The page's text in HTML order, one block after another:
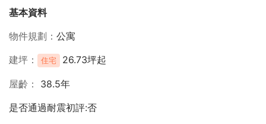
基本資料
物件規劃
公寓
建坪
住宅 26.73坪起
屋齡
38.5年
是否通過耐震初評:否